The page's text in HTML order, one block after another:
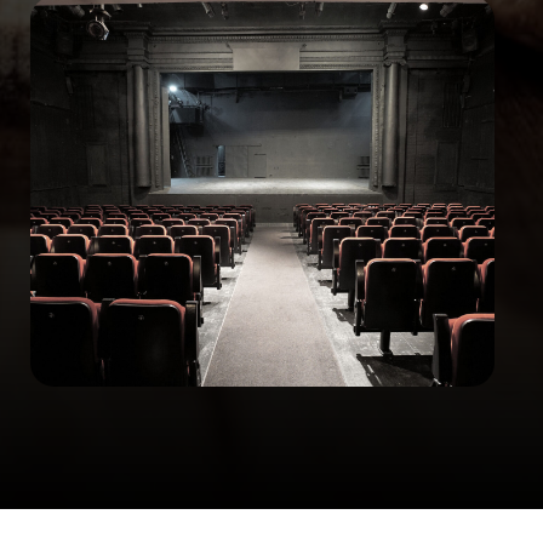
Наши контакты
Заполните форму и мы свяжемся с вами
для консультации
Ваш email